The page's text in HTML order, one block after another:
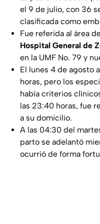
el 9 de julio, con 36
clasificada como
Fue referida al área
Hospital General de
en la UMF No. 79 y
El lunes 4 de agosto
horas, pero los
había criterios
las 23:40 horas, fue
a su domicilio.
A las 04:30 del
parto se adelantó
ocurrió de forma